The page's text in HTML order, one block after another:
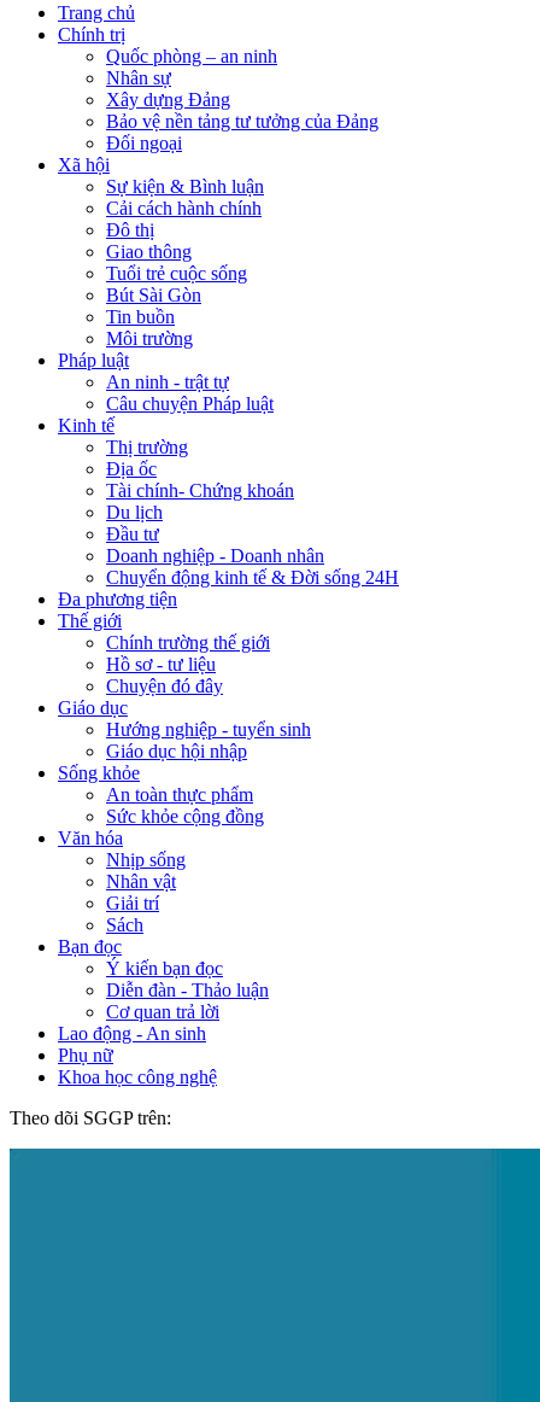
Trang chủ
Chính trị
Quốc phòng – an ninh
Nhân sự
Xây dựng Đảng
Bảo vệ nền tảng tư tưởng của Đảng
Đối ngoại
Xã hội
Sự kiện & Bình luận
Cải cách hành chính
Đô thị
Giao thông
Tuổi trẻ cuộc sống
Bút Sài Gòn
Tin buồn
Môi trường
Pháp luật
An ninh - trật tự
Câu chuyện Pháp luật
Kinh tế
Thị trường
Địa ốc
Tài chính- Chứng khoán
Du lịch
Đầu tư
Doanh nghiệp - Doanh nhân
Chuyển động kinh tế & Đời sống 24H
Đa phương tiện
Thế giới
Chính trường thế giới
Hồ sơ - tư liệu
Chuyện đó đây
Giáo dục
Hướng nghiệp - tuyển sinh
Giáo dục hội nhập
Sống khỏe
An toàn thực phẩm
Sức khỏe cộng đồng
Văn hóa
Nhịp sống
Nhân vật
Giải trí
Sách
Bạn đọc
Ý kiến bạn đọc
Diễn đàn - Thảo luận
Cơ quan trả lời
Lao động - An sinh
Phụ nữ
Khoa học công nghệ
Theo dõi SGGP trên: